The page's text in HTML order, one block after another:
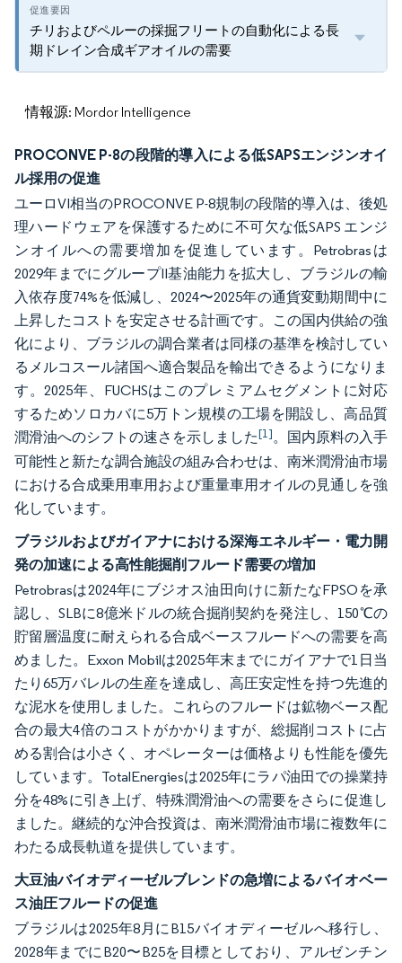
チリおよびペルーの採掘フリートの自動化による長
期ドレイン合成ギアオイルの需要
情報源: Mordor Intelligence
PROCONVE P-8の段階的導入による低SAPSエンジンオイ
ル採用の促進
ユーロVI相当のPROCONVE P-8規制の段階的導入は、後処
理ハードウェアを保護するために不可欠な低SAPS エンジ
ンオイルへの需要増加を促進しています。Petrobrasは
2029年までにグループII基油能力を拡大し、ブラジルの輸
入依存度74%を低減し、2024〜2025年の通貨変動期間中に
上昇したコストを安定させる計画です。この国内供給の強
化により、ブラジルの調合業者は同様の基準を検討してい
るメルコスール諸国へ適合製品を輸出できるようになりま
す。2025年、FUCHSはこのプレミアムセグメントに対応
するためソロカバに5万トン規模の工場を開設し、高品質
潤滑油へのシフトの速さを示しました[1]。国内原料の入手
可能性と新たな調合施設の組み合わせは、南米潤滑油市場
における合成乗用車用および重量車用オイルの見通しを強
化しています。
ブラジルおよびガイアナにおける深海エネルギー・電力開
発の加速による高性能掘削フルード需要の増加
Petrobrasは2024年にブジオス油田向けに新たなFPSOを承
認し、SLBに8億米ドルの統合掘削契約を発注し、150℃の
貯留層温度に耐えられる合成ベースフルードへの需要を高
めました。Exxon Mobilは2025年末までにガイアナで1日当
たり65万バレルの生産を達成し、高圧安定性を持つ先進的
な泥水を使用しました。これらのフルードは鉱物ベース配
合の最大4倍のコストがかかりますが、総掘削コストに占
める割合は小さく、オペレーターは価格よりも性能を優先
しています。TotalEnergiesは2025年にラパ油田での操業持
分を48%に引き上げ、特殊潤滑油への需要をさらに促進し
ました。継続的な沖合投資は、南米潤滑油市場に複数年に
わたる成長軌道を提供しています。
大豆油バイオディーゼルブレンドの急増によるバイオベー
ス油圧フルードの促進
ブラジルは2025年8月にB15バイオディーゼルへ移行し、
2028年までにB20〜B25を目標としており、アルゼンチン